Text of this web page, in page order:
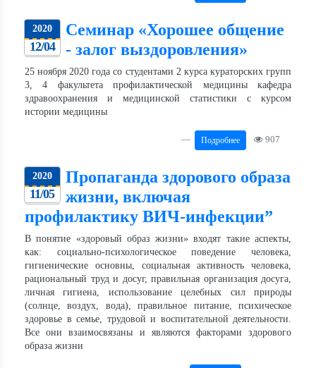
2020
12/04
Семинар «Хорошее общение
- залог выздоровления»
25 ноября 2020 года со студентами 2 курса кураторских групп
3, 4 факультета профилактической медицины кафедра
здравоохранения и медицинской статистики с курсом
истории медицины
Подробнее 907
2020
11/05
Пропаганда здорового образа
жизни, включая
профилактику ВИЧ-инфекции”
В понятие «здоровый образ жизни» входят такие аспекты,
как: социально-психологическое поведение человека,
гигиенические основны, социальная активность человека,
рациональный труд и досуг, правильная организация досуга,
личная гигиена, использование целебных сил природы
(солнце, воздух, вода), правильное питание, психическое
здоровье в семье, трудовой и воспитательной деятельности.
Все они взаимосвязаны и являются факторами здорового
образа жизни